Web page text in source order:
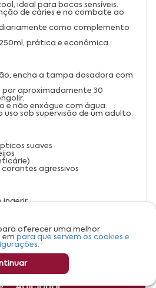
ideal para bocas sensíveis.
de cáries e no combate ao
diariamente como complemento
prática e econômica.
encha a tampa dosadora com
por aproximadamente 30
e não enxágue com água.
uso sob supervisão de um adulto.
suaves
corantes agressivos
ingerir.
suspender o uso e procurar
fresco e ao abrigo da luz.
oferecer uma melhor
em para que servem os cookies e
e continuar